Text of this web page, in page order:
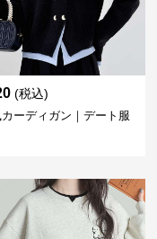
(税込)
ーディガン｜デート服